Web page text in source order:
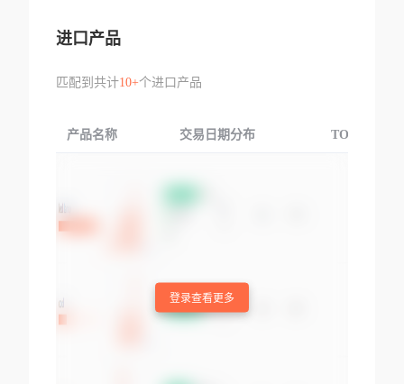
进口产品
匹配到共计10+个进口产品
产品名称 交易日期分布 TOP3交易国
登录查看更多